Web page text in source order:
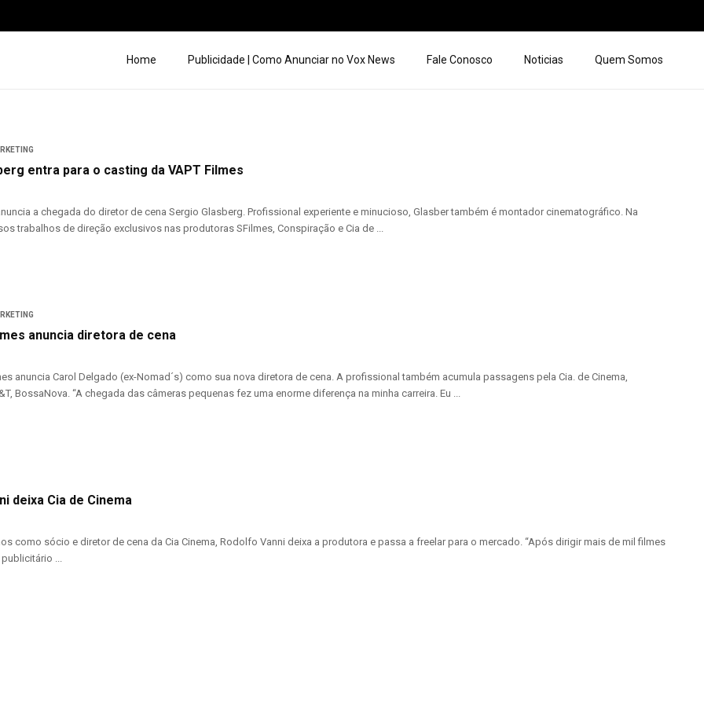
Home Publicidade | Como Anunciar no Vox News Fale Conosco Noticias Quem Somos
entra para o casting da VAPT Filmes
a chegada do diretor de cena Sergio Glasberg. Profissional experiente e minucioso, Glasber também é montador cinematográfico. Na
trabalhos de direção exclusivos nas produtoras SFilmes, Conspiração e Cia de ...
anuncia diretora de cena
anuncia Carol Delgado (ex-Nomad´s) como sua nova diretora de cena. A profissional também acumula passagens pela Cia. de Cinema,
BossaNova. “A chegada das câmeras pequenas fez uma enorme diferença na minha carreira. Eu ...
deixa Cia de Cinema
como sócio e diretor de cena da Cia Cinema, Rodolfo Vanni deixa a produtora e passa a freelar para o mercado. “Após dirigir mais de mil filmes
...